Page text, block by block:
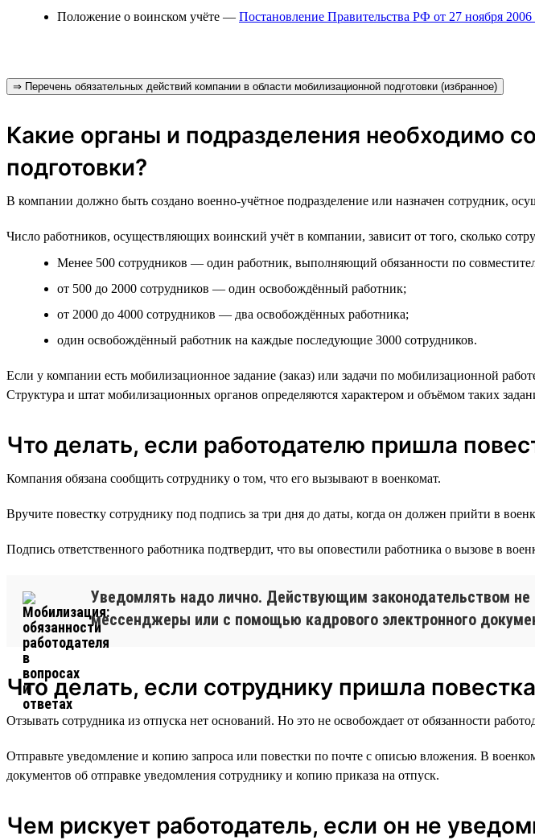
Положение о воинском учёте — Постановление Правительства РФ от 27 ноября
⇒ Перечень обязательных действий компании в области мобилизационной подготовки (избранное)
Какие органы и подразделения необходимо
подготовки?
В компании должно быть создано военно-учётное подразделение или назначен сотрудник,
Число работников, осуществляющих воинский учёт в компании, зависит от того, сколько
Менее 500 сотрудников — один работник, выполняющий обязанности по
от 500 до 2000 сотрудников — один освобождённый работник;
от 2000 до 4000 сотрудников — два освобождённых работника;
один освобождённый работник на каждые последующие 3000 сотрудников.
Если у компании есть мобилизационное задание (заказ) или задачи по мобилизационной
Структура и штат мобилизационных органов определяются характером и объёмом таких
Что делать, если работодателю пришла
Компания обязана сообщить сотруднику о том, что его вызывают в военкомат.
Вручите повестку сотруднику под подпись за три дня до даты, когда он должен прийти в
Подпись ответственного работника подтвердит, что вы оповестили работника о вызове в
Уведомлять надо лично. Действующим законодательством
мессенджеры или с помощью кадрового электронного
Что делать, если сотруднику пришла
Отзывать сотрудника из отпуска нет оснований. Но это не освобождает от обязанности
Отправьте уведомление и копию запроса или повестки по почте с описью вложения. В
документов об отправке уведомления сотруднику и копию приказа на отпуск.
Чем рискует работодатель, если он не